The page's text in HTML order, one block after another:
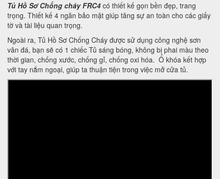
Tủ Hồ Sơ Chống cháy FRC4 có thiết kế gọn bền đẹp, trang
trọng. Thiết kế 4 ngăn bảo mật giúp tăng sự an toàn cho các giấy
tờ và tài liệu quan trọng.
Ngoài ra, Tủ Hồ Sơ Chống Cháy được sử dụng công nghệ sơn
vân đá, bạn sẽ có 1 chiếc Tủ sáng bóng, không bị phai màu theo
thời gian, chống xước, chống gỉ, chống oxi hóa. Ổ khóa kết hợp
với tay nắm ngoại, giúp ta thuận tiện trong việc mở cửa tủ.